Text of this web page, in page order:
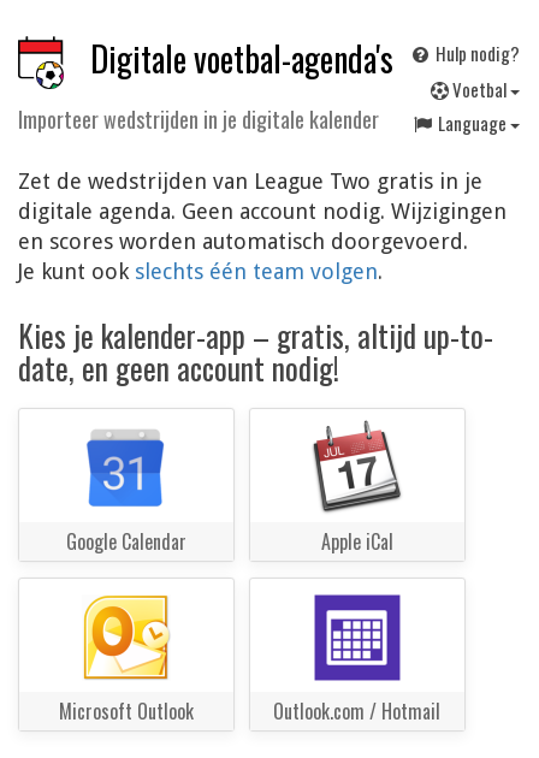
Digitale voetbal-agenda's
Importeer wedstrijden in je digitale kalender
Hulp nodig?
Voetbal
Language
Zet de wedstrijden van League Two gratis in je
digitale agenda. Geen account nodig. Wijzigingen
en scores worden automatisch doorgevoerd.
Je kunt ook slechts één team volgen.
Kies je kalender-app – gratis, altijd up-to-
date, en geen account nodig!
Google Calendar Apple iCal
Microsoft Outlook Outlook.com / Hotmail